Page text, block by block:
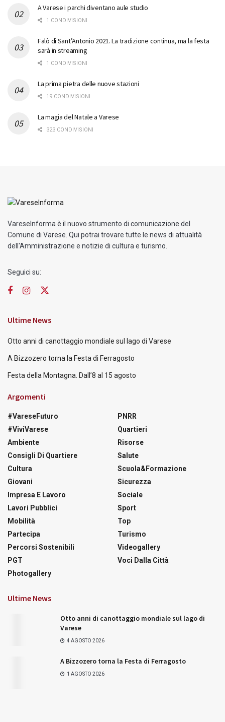
A Varese i parchi diventano aule studio
1 CONDIVISIONI
Falò di Sant’Antonio 2021. La tradizione continua, ma la festa
sarà in streaming
1 CONDIVISIONI
La prima pietra delle nuove stazioni
19 CONDIVISIONI
La magia del Natale a Varese
323 CONDIVISIONI
VareseInforma è il nuovo strumento di comunicazione del
Comune di Varese. Qui potrai trovare tutte le news di attualità
dell'Amministrazione e notizie di cultura e turismo.
Seguici su:
Ultime News
Otto anni di canottaggio mondiale sul lago di Varese
A Bizzozero torna la Festa di Ferragosto
Festa della Montagna. Dall’8 al 15 agosto
Argomenti
#VareseFuturo
#ViviVarese
Ambiente
Consigli Di Quartiere
Cultura
Giovani
Impresa E Lavoro
Lavori Pubblici
Mobilità
Partecipa
Percorsi Sostenibili
PGT
Photogallery
PNRR
Quartieri
Risorse
Salute
Scuola&Formazione
Sicurezza
Sociale
Sport
Top
Turismo
Videogallery
Voci Dalla Città
Ultime News
Otto anni di canottaggio mondiale sul lago di
Varese
4 AGOSTO 2026
A Bizzozero torna la Festa di Ferragosto
1 AGOSTO 2026